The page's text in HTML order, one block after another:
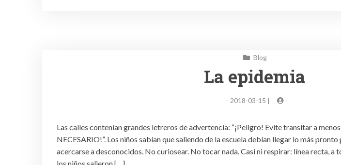
Blog
La epidemia
- 2018-03-15 | -
Las calles contenían grandes letreros de advertencia: “¡Peligro! Evite transitar a
NECESARIO!”. Los niños sabían que saliendo de la escuela debían llegar lo más
acercarse a desconocidos. No curiosear. No tocar nada. Casi ni respirar: línea recta, a
los niños salieron […]